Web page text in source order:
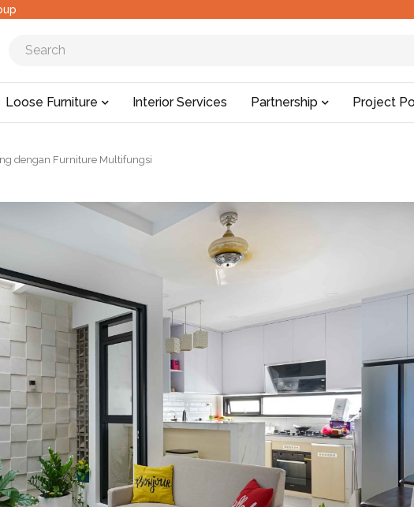
Loose Furniture Interior Services Partnership Project
dengan Furniture Multifungsi